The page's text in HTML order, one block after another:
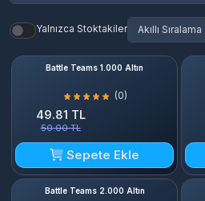
Yalnızca Stoktakiler
Battle Teams 1.000 Altın
(0)
49.81 TL
50.00 TL
Sepete Ekle
Battle Teams 2.000 Altın